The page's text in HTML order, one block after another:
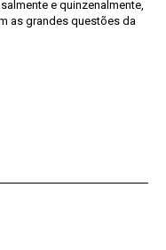
e quinzenalmente,
as grandes questões da